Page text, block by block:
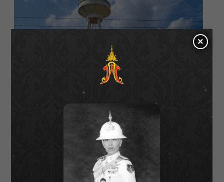
สนับสนุนรถน้ำช่วยภัยแล้ง
– โครงการชลประทานนครพนม บริเวณ บ้านราม
ราช ตำบลรามราช อำเภอท่าอุเทน จังหวัด
×